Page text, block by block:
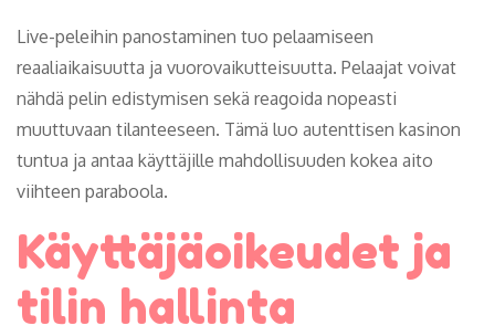
Live-peleihin panostaminen tuo pelaamiseen
reaaliaikaisuutta ja vuorovaikutteisuutta. Pelaajat voivat
nähdä pelin edistymisen sekä reagoida nopeasti
muuttuvaan tilanteeseen. Tämä luo autenttisen kasinon
tuntua ja antaa käyttäjille mahdollisuuden kokea aito
viihteen paraboola.
Käyttäjäoikeudet ja
tilin hallinta